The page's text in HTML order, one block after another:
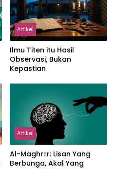
Artikel
Ilmu Titen itu Hasil
Observasi, Bukan
Kepastian
Artikel
Al-Maghrūr: Lisan Yang
Berbunga, Akal Yang